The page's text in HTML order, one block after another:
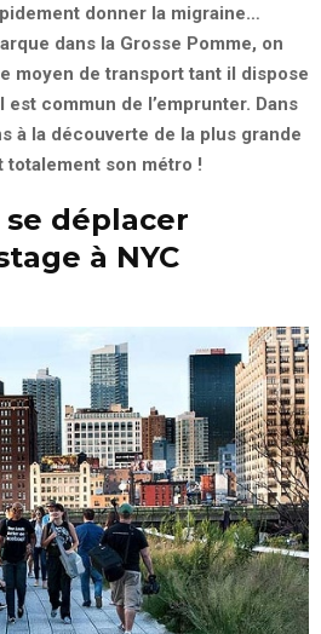
donner la migraine…
dans la Grosse Pomme, on
moyen de transport tant il dispose
est commun de l’emprunter. Dans
à la découverte de la plus grande
totalement son métro !
déplacer
à NYC